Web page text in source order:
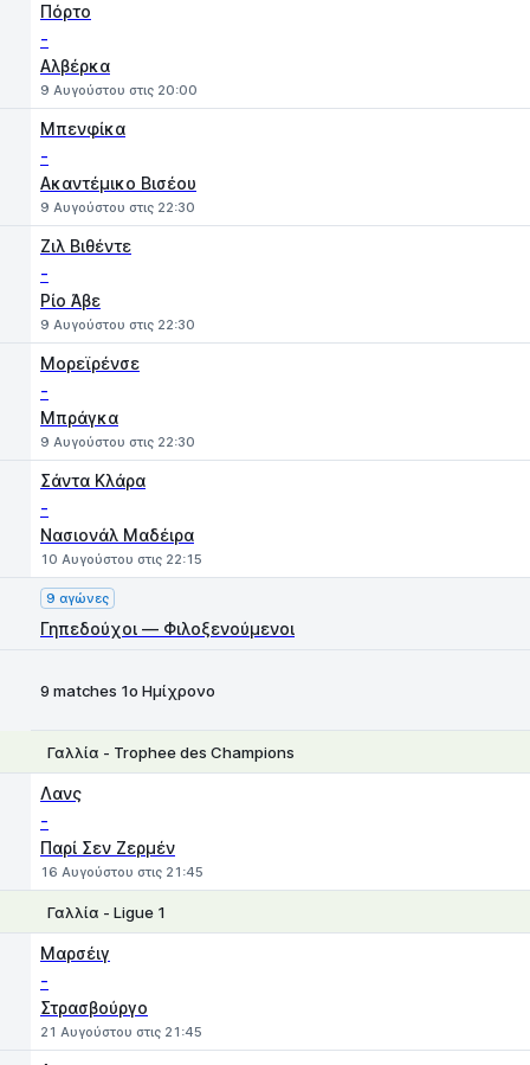
Πόρτο
-
Αλβέρκα
9 Αυγούστου στις 20:00
Μπενφίκα
-
Ακαντέμικο Βισέου
9 Αυγούστου στις 22:30
Ζιλ Βιθέντε
-
Ρίο Άβε
9 Αυγούστου στις 22:30
Μορεϊρένσε
-
Μπράγκα
9 Αυγούστου στις 22:30
Σάντα Κλάρα
-
Νασιονάλ Μαδέιρα
10 Αυγούστου στις 22:15
9 αγώνες
Γηπεδούχοι — Φιλοξενούμενοι
9 matches 1ο Ημίχρονο
Γαλλία - Trophee des Champions
Λανς
-
Παρί Σεν Ζερμέν
16 Αυγούστου στις 21:45
Γαλλία - Ligue 1
Μαρσέιγ
-
Στρασβούργο
21 Αυγούστου στις 21:45